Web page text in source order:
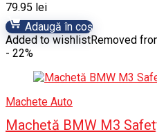
79.95 lei
Adaugă în coș
Added to wishlistRemoved
- 22%
Machete Auto
Machetă BMW M3